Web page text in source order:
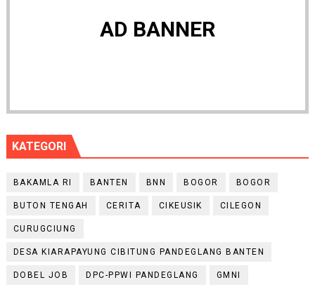
AD BANNER
KATEGORI
BAKAMLA RI BANTEN BNN BOGOR BOGOR
BUTON TENGAH CERITA CIKEUSIK CILEGON
CURUGCIUNG
DESA KIARAPAYUNG CIBITUNG PANDEGLANG BANTEN
DOBEL JOB DPC-PPWI PANDEGLANG GMNI